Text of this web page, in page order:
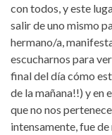
con todos, y este
salir de uno mismo
hermano/a,
escucharnos para
final del día cómo
de la mañana!!) y en
que no nos
intensamente, fue